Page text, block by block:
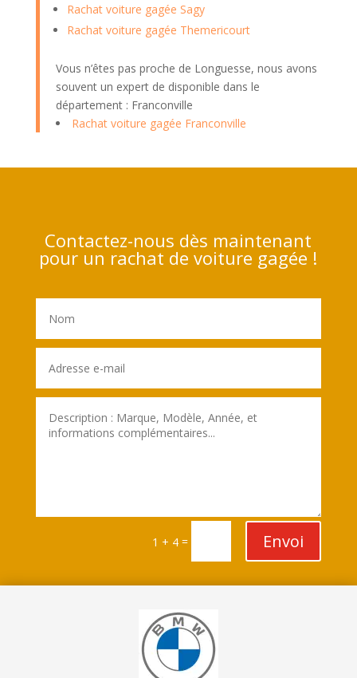
Rachat voiture gagée Sagy
Rachat voiture gagée Themericourt
Vous n’êtes pas proche de Longuesse, nous avons
souvent un expert de disponible dans le
département : Franconville
Rachat voiture gagée Franconville
Contactez-nous dès maintenant
pour un rachat de voiture gagée !
1 + 4 = Envoi